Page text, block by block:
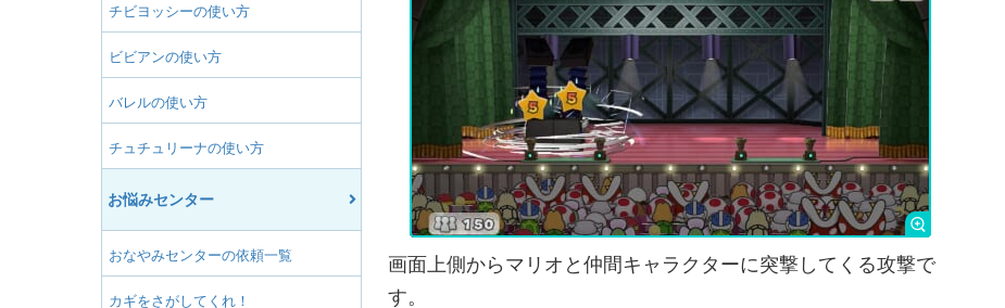
チビヨッシーの使い方
ビビアンの使い方
バレルの使い方
チュチュリーナの使い方
お悩みセンター
おなやみセンターの依頼一覧
カギをさがしてくれ！
画面上側からマリオと仲間キャラクターに突撃してくる攻撃で
す。